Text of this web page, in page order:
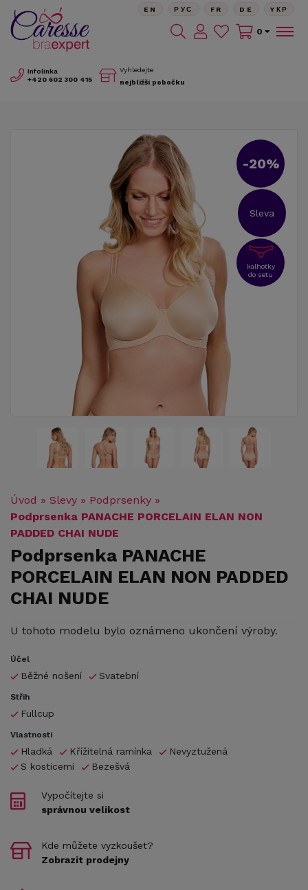
Infolinka
+420 602 300 415
Vyhledejte
nejbližší pobočku
EN РУС FR DE YКР
0
-20%
Sleva
kalhotky
do setu
Úvod » Slevy » Podprsenky »
Podprsenka PANACHE PORCELAIN ELAN NON
PADDED CHAI NUDE
Podprsenka PANACHE
PORCELAIN ELAN NON PADDED
CHAI NUDE
U tohoto modelu bylo oznámeno ukončení výroby.
Účel
Běžné nošení Svatební
Střih
Fullcup
Vlastnosti
Hladká Křížitelná ramínka
Nevyztužená
S kosticemi
Bezešvá
Vypočítejte si
správnou velikost
Kde můžete vyzkoušet?
Zobrazit prodejny